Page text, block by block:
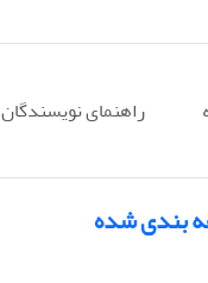
راهنمای نویسندگان
بندی شده